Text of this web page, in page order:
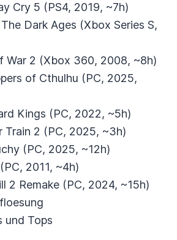
Cry 5 (PS4, 2019, ~7h)
Dark Ages (Xbox Series S,
War 2 (Xbox 360, 2008, ~8h)
of Cthulhu (PC, 2025,
Kings (PC, 2022, ~5h)
Train 2 (PC, 2025, ~3h)
(PC, 2025, ~12h)
2011, ~4h)
2 Remake (PC, 2024, ~15h)
und Tops